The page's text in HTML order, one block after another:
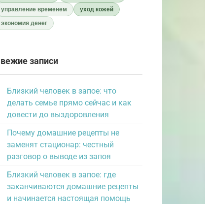
управление временем
уход кожей
экономия денег
записи
Близкий человек в запое: что
делать семье прямо сейчас и как
довести до выздоровления
Почему домашние рецепты не
заменят стационар: честный
разговор о выводе из запоя
Близкий человек в запое: где
заканчиваются домашние рецепты
и начинается настоящая помощь